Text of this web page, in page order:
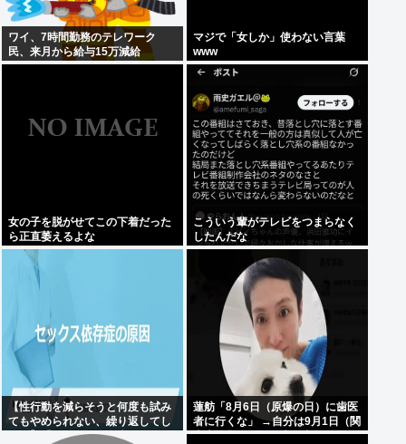
ワイ、7時間勤務のテレワーク
民、来月から給与15万減給
マジで「女しか」使わない言葉
www
女の子を脱がせてこの下着だった
ら正直萎えるよな
こういう輩がテレビをつまらなく
したんだな
【性行動を減らそうと何度も試み
てもやめられない、繰り返してし
まう】「セクロス依存症」
蓮舫「8月6日（原爆の日）に歯医
者に行くな」 →自分は9月1日（関
東大震災の日）に歯医者に行って